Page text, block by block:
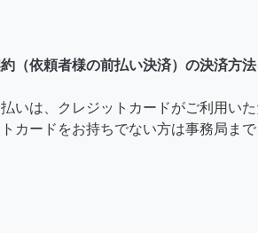
（依頼者様の前払い決済）の決済方
いは、クレジットカードがご利用い
カードをお持ちでない方は事務局ま